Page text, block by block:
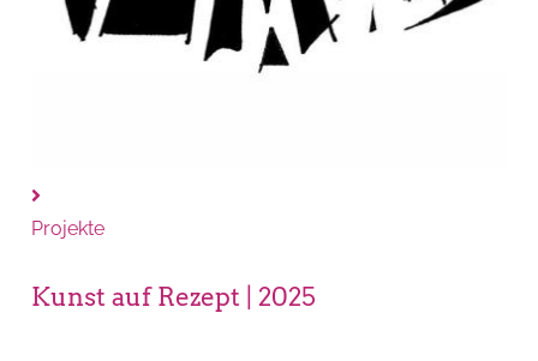
Projekte
Kunst auf Rezept | 2025